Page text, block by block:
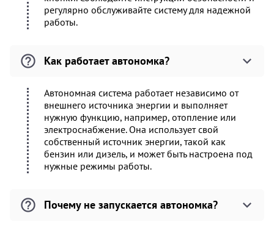
регулярно обслуживайте систему для надежной
работы.
Как работает автономка?
Автономная система работает независимо от
внешнего источника энергии и выполняет
нужную функцию, например, отопление или
электроснабжение. Она использует свой
собственный источник энергии, такой как
бензин или дизель, и может быть настроена под
нужные режимы работы.
Почему не запускается автономка?